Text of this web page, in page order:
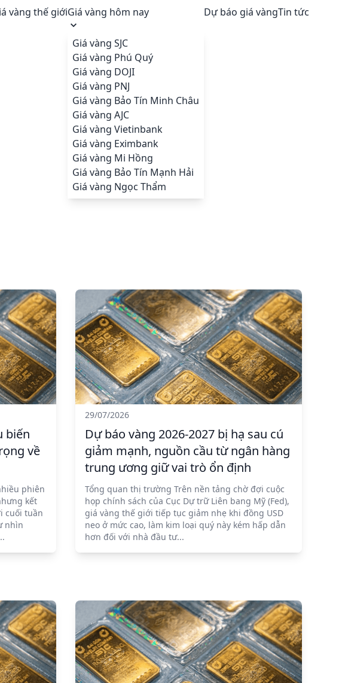
vàng thế giớiGiá vàng hôm nay
Giá vàng SJC
Giá vàng Phú Quý
Giá vàng DOJI
Giá vàng PNJ
Giá vàng Bảo Tín Minh Châu
Giá vàng AJC
Giá vàng Vietinbank
Giá vàng Eximbank
Giá vàng Mi Hồng
Giá vàng Bảo Tín Mạnh Hải
Giá vàng Ngọc Thẩm
Dự báo giá vàngTin tức
biến
về
phiên
kết
cuối tuần
nhìn
29/07/2026
Dự báo vàng 2026-2027 bị hạ sau cú
giảm mạnh, nguồn cầu từ ngân hàng
trung ương giữ vai trò ổn định
Tổng quan thị trường Trên nền tảng chờ đợi cuộc
họp chính sách của Cục Dự trữ Liên bang Mỹ (Fed),
giá vàng thế giới tiếp tục giảm nhẹ khi đồng USD
neo ở mức cao, làm kim loại quý này kém hấp dẫn
hơn đối với nhà đầu tư...